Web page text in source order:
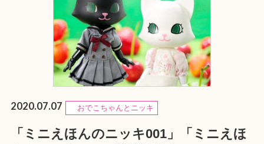
2020.07.07 おでこちゃんとニッキ
「ミニえほんのニッキ001」「ミニえほ